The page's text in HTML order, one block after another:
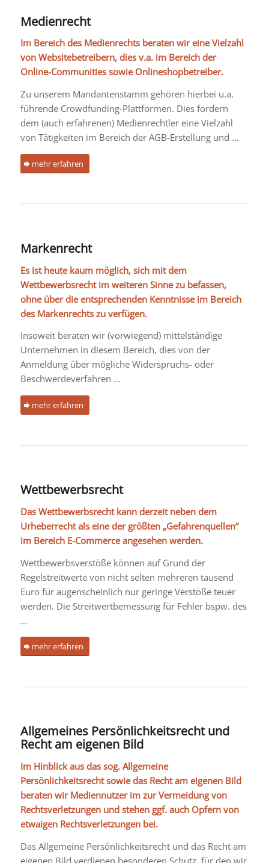
Medienrecht
Im Bereich des Medienrechts beraten wir eine Vielzahl
von Websitebetreibern, dies v.a. im Bereich der
Online-Communities sowie Onlineshopbetreiber.
Zu unserem Mandantenstamm gehören hierbei u.a.
führende Crowdfunding-Plattformen. Dies fordern
dem (auch erfahrenen) Medienrechtler eine Vielzahl
von Tätigkeiten im Bereich der AGB-Erstellung und …
mehr erfahren
Markenrecht
Es ist heute kaum möglich, sich mit dem
Wettbewerbsrecht im weiteren Sinne zu befassen,
ohne über die entsprechenden Kenntnisse im Bereich
des Markenrechts zu verfügen.
Insoweit beraten wir (vorwiegend) mittelständige
Unternehmen in diesem Bereich, dies von der
Anmeldung über mögliche Widerspruchs- oder
Beschwerdeverfahren …
mehr erfahren
Wettbewerbsrecht
Das Wettbewerbsrecht kann derzeit neben dem
Urheberrecht als eine der größten „Gefahrenquellen“
im Bereich E-Commerce angesehen werden.
Wettbewerbsverstöße können auf Grund der
Regelstreitwerte von nicht selten mehreren tausend
Euro für augenscheinlich nur geringe Verstöße teuer
werden. Die Streitwertbemessung für Fehler bspw. des
…
mehr erfahren
Allgemeines Persönlichkeitsrecht und
Recht am eigenen Bild
Im Hinblick aus das sog. Allgemeine
Persönlichkeitsrecht sowie das Recht am eigenen Bild
beraten wir Mediennutzer im zur Vermeidung von
Rechtsverletzungen und stehen ggf. auch Opfern von
etwaigen Rechtsverletzungen bei.
Das Allgemeine Persönlichkeitsrecht und das Recht am
eigenen Bild verdienen besonderen Schutz, für den wir